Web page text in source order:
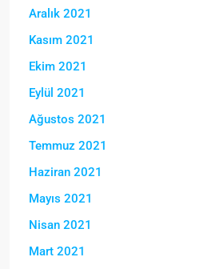
Aralık 2021
Kasım 2021
Ekim 2021
Eylül 2021
Ağustos 2021
Temmuz 2021
Haziran 2021
Mayıs 2021
Nisan 2021
Mart 2021